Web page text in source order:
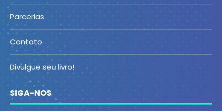
Parcerias
Contato
Divulgue seu livro!
SIGA-NOS